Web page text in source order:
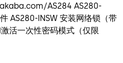
AS284 AS280-
AS280-INSW 安装网络锁（带
活一次性密码模式（仅限